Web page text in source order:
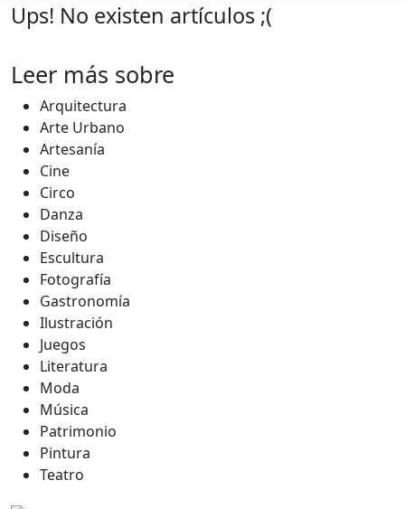
Ups! No existen artículos ;(
Leer más sobre
Arquitectura
Arte Urbano
Artesanía
Cine
Circo
Danza
Diseño
Escultura
Fotografía
Gastronomía
Ilustración
Juegos
Literatura
Moda
Música
Patrimonio
Pintura
Teatro